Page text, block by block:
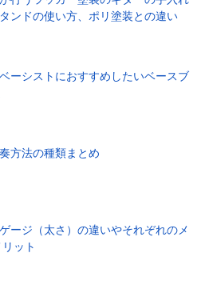
ンドの使い方、ポリ塗装との違い
ベーシストにおすすめしたいベースブ
方法の種類まとめ
ージ（太さ）の違いやそれぞれのメ
ット